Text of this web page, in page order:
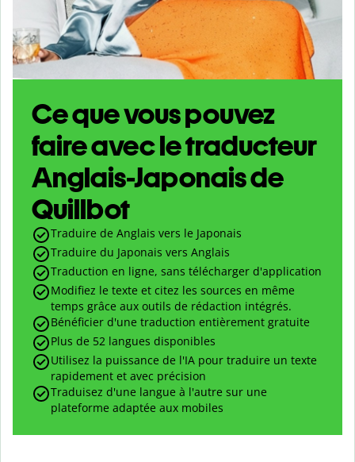
Ce que vous pouvez
faire avec le traducteur
Anglais-Japonais de
Quillbot
Traduire de Anglais vers le Japonais
Traduire du Japonais vers Anglais
Traduction en ligne, sans télécharger d'application
Modifiez le texte et citez les sources en même
temps grâce aux outils de rédaction intégrés.
Bénéficier d'une traduction entièrement gratuite
Plus de 52 langues disponibles
Utilisez la puissance de l'IA pour traduire un texte
rapidement et avec précision
Traduisez d'une langue à l'autre sur une
plateforme adaptée aux mobiles